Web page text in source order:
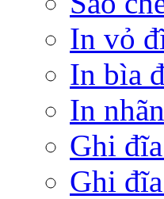
In vỏ
In bìa
In
Ghi
Ghi